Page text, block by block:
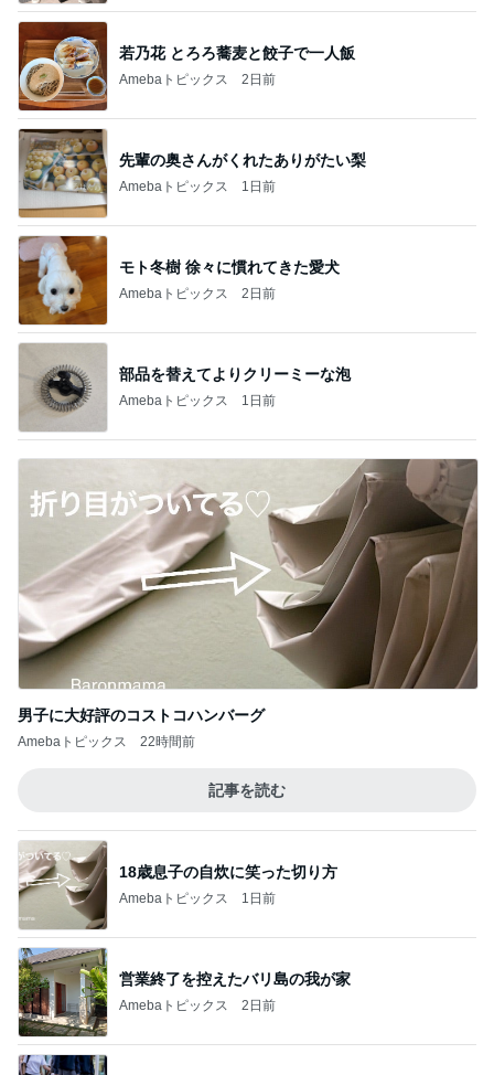
若乃花 とろろ蕎麦と餃子で一人飯
Amebaトピックス 2日前
先輩の奥さんがくれたありがたい梨
Amebaトピックス 1日前
モト冬樹 徐々に慣れてきた愛犬
Amebaトピックス 2日前
部品を替えてよりクリーミーな泡
Amebaトピックス 1日前
男子に大好評のコストコハンバーグ
Amebaトピックス 22時間前
記事を読む
18歳息子の自炊に笑った切り方
Amebaトピックス 1日前
営業終了を控えたバリ島の我が家
Amebaトピックス 2日前